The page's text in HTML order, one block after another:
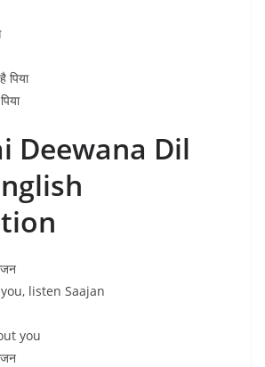
पिया
Deewana Dil
listen Saajan
you